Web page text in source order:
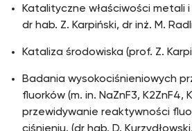
Katalityczne właściwości metali
dr hab. Z. Karpiński, dr inż. M.
Kataliza środowiska (prof. Z.
Badania wysokociśnieniowych
fluorków (m. in. NaZnF3, K2ZnF4,
przewidywanie reaktywności